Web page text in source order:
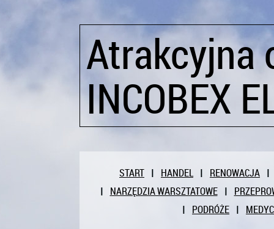
Atrakcyjna
INCOBEX
START HANDEL
RENOWACJA
NARZĘDZIA WARSZTATOWE
PODRÓŻE